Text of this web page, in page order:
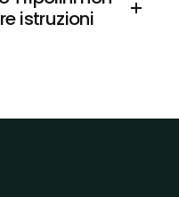
istruzioni